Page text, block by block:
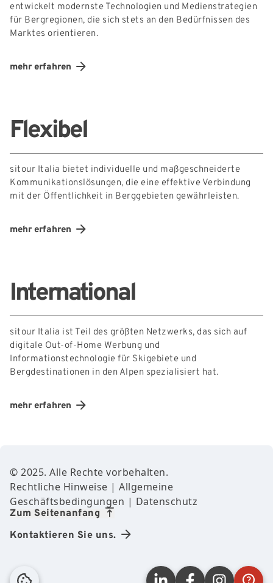
entwickelt modernste Technologien und Medienstrategien
für Bergregionen, die sich stets an den Bedürfnissen des
Marktes orientieren.
mehr erfahren
Flexibel
sitour Italia bietet individuelle und maßgeschneiderte
Kommunikationslösungen, die eine effektive Verbindung
mit der Öffentlichkeit in Berggebieten gewährleisten.
mehr erfahren
International
sitour Italia ist Teil des größten Netzwerks, das sich auf
digitale Out-of-Home Werbung und
Informationstechnologie für Skigebiete und
Bergdestinationen in den Alpen spezialisiert hat.
mehr erfahren
Footer Content
© 2025. Alle Rechte vorbehalten.
Rechtliche Hinweise |Allgemeine
Geschäftsbedingungen | Datenschutz
Zum Seitenanfang
Kontaktieren Sie uns.